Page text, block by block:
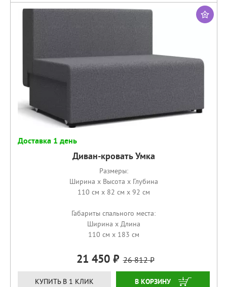
Доставка 1 день
Диван-кровать Умка
Размеры:
Ширина x Высота x Глубина
110 см x 82 см x 92 см
Габариты спального места:
Ширина x Длина
110 см x 183 см
21 450 26 812
КУПИТЬ В 1 КЛИК КУПИТЬ